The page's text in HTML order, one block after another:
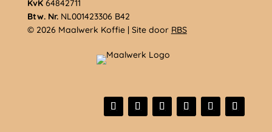
KvK64842711
Btw. Nr.NL001423306 B42
© 2026 Maalwerk Koffie | Site door RBS